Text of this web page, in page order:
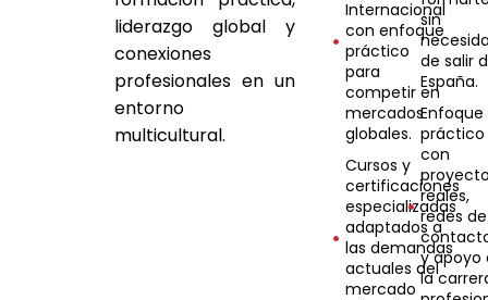
liderazgo global y
conexiones
profesionales en un
entorno
multicultural.
Internacional
con enfoque
práctico
para
competir en
mercados
globales.
Cursos y
certificaciones
especializadas
adaptados a
las demandas
actuales del
mercado
sin
de salir
España.
Enfoque
práctico
con
reales,
redes de
y apoyo
la